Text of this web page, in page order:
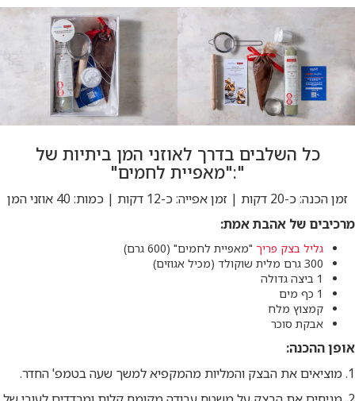
כל השלבים בדרך לאוזני המן ביתיות של
":"מאפיית לחמים"
זמן הכנה: כ-20 דקות | זמן אפייה: כ-12 דקות | כמות: 40 אוזני המן
מרכיבים של אהבת אמת:
גליל בצק פריך "מאפיית לחמים" (600 גרם)
300 גרם מלית שוקולד (מכיל אגוזים)
1 ביצה גדולה
1 כף מים
קמצוץ מלח
אבקת סוכר
אופן ההכנה:
1. מוציאים את הבצק והמליות מהמקפיא למשך שעה בטמפ' החדר.